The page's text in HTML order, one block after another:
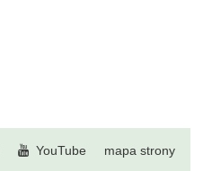
YouTube mapa strony